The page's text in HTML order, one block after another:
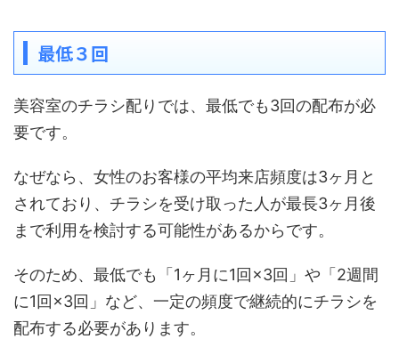
最低３回
美容室のチラシ配りでは、最低でも3回の配布が必
要です。
なぜなら、女性のお客様の平均来店頻度は3ヶ月と
されており、チラシを受け取った人が最長3ヶ月後
まで利用を検討する可能性があるからです。
そのため、最低でも「1ヶ月に1回×3回」や「2週間
に1回×3回」など、一定の頻度で継続的にチラシを
配布する必要があります。